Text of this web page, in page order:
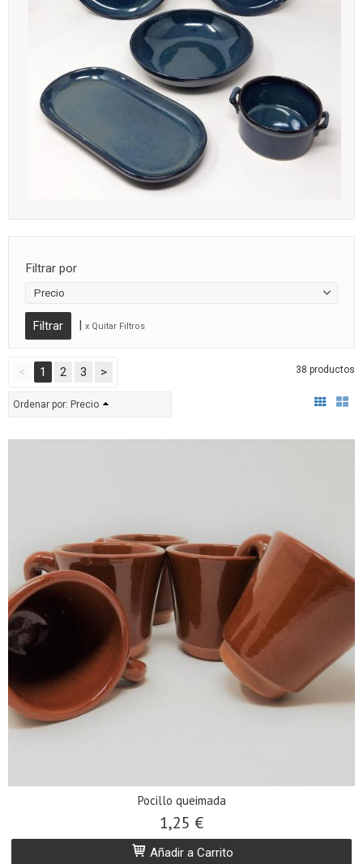
Filtrar por
Precio
| x Quitar Filtros
< 1 2 3 > 38 productos
Ordenar por: Precio
Pocillo queimada
1,25 €
Añadir a Carrito